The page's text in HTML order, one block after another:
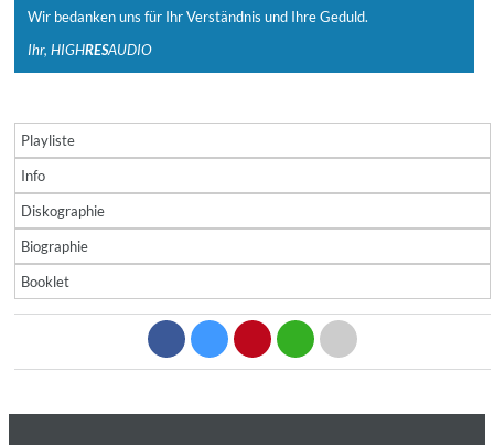
Wir bedanken uns für Ihr Verständnis und Ihre Geduld.
Ihr, HIGHRESAUDIO
Playliste
Info
Diskographie
Biographie
Booklet